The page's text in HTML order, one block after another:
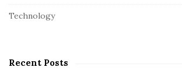
Technology
Recent Posts